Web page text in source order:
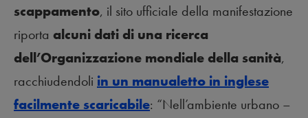
scappamento, il sito ufficiale della manifestazione
riporta alcuni dati di una ricerca
dell’Organizzazione mondiale della sanità,
racchiudendoli in un manualetto in inglese
facilmente scaricabile: “Nell’ambiente urbano –